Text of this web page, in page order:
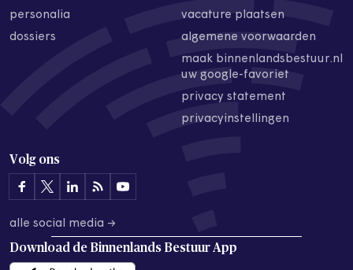
personalia
dossiers
vacature plaatsen
algemene voorwaarden
maak binnenlandsbestuur.nl
uw google-favoriet
privacy statement
privacyinstellingen
Volg ons
alle social media →
Download de Binnenlands Bestuur App